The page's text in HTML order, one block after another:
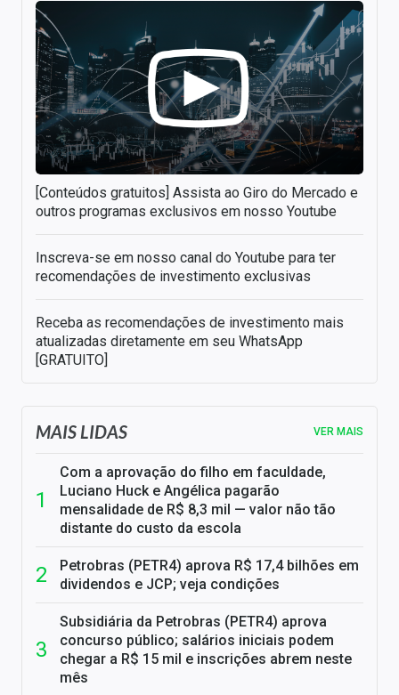
[Conteúdos gratuitos] Assista ao Giro do Mercado e
outros programas exclusivos em nosso Youtube
Inscreva-se em nosso canal do Youtube para ter
recomendações de investimento exclusivas
Receba as recomendações de investimento mais
atualizadas diretamente em seu WhatsApp
[GRATUITO]
MAIS LIDAS VER MAIS
Com a aprovação do filho em faculdade,
Luciano Huck e Angélica pagarão
mensalidade de R$ 8,3 mil — valor não tão
distante do custo da escola
Petrobras (PETR4) aprova R$ 17,4 bilhões em
dividendos e JCP; veja condições
Subsidiária da Petrobras (PETR4) aprova
concurso público; salários iniciais podem
chegar a R$ 15 mil e inscrições abrem neste
mês